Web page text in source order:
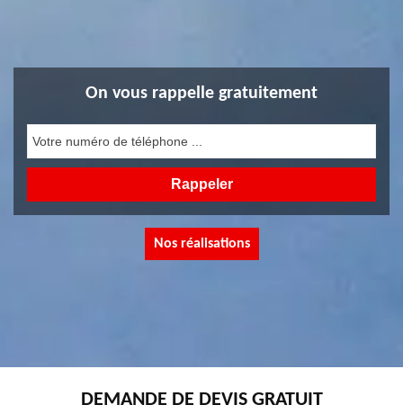
On vous rappelle gratuitement
Nos réalisations
DEMANDE DE DEVIS GRATUIT